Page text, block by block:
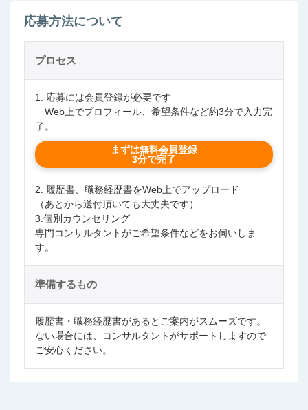
応募方法について
プロセス
1. 応募には会員登録が必要です
Web上でプロフィール、希望条件など約3分で入力完
了。
まずは無料会員登録
3分で完了
2. 履歴書、職務経歴書をWeb上でアップロード
（あとから送付頂いても大丈夫です）
3.個別カウンセリング
専門コンサルタントがご希望条件などをお伺いしま
す。
準備するもの
履歴書・職務経歴書があるとご案内がスムーズです。
ない場合には、コンサルタントがサポートしますので
ご安心ください。